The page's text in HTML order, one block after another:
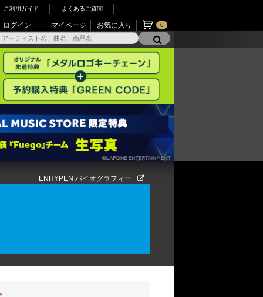
ご利用ガイド よくあるご質問
ログイン マイページ お気に入り 0
ENHYPEN バイオグラフィー